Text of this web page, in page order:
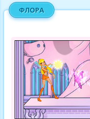
ФЛОРА